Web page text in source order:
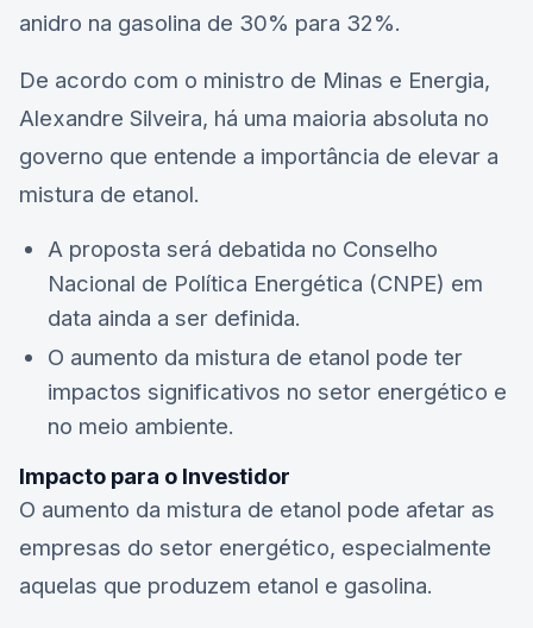
anidro na gasolina de 30% para 32%.
De acordo com o ministro de Minas e Energia,
Alexandre Silveira, há uma maioria absoluta no
governo que entende a importância de elevar a
mistura de etanol.
A proposta será debatida no Conselho
Nacional de Política Energética (CNPE) em
data ainda a ser definida.
O aumento da mistura de etanol pode ter
impactos significativos no setor energético e
no meio ambiente.
Impacto para o Investidor
O aumento da mistura de etanol pode afetar as
empresas do setor energético, especialmente
aquelas que produzem etanol e gasolina.